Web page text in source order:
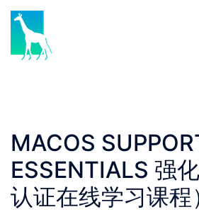
Skip
content
MACOS
ESSENTIALS 强
认证在线学习课程